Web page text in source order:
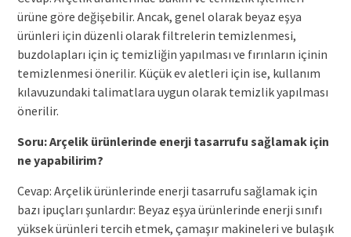
ürüne göre değişebilir. Ancak, genel olarak beyaz eşya
ürünleri için düzenli olarak filtrelerin temizlenmesi,
buzdolapları için iç temizliğin yapılması ve fırınların içinin
temizlenmesi önerilir. Küçük ev aletleri için ise, kullanım
kılavuzundaki talimatlara uygun olarak temizlik yapılması
önerilir.
Soru: Arçelik ürünlerinde enerji tasarrufu sağlamak için
ne yapabilirim?
Cevap: Arçelik ürünlerinde enerji tasarrufu sağlamak için
bazı ipuçları şunlardır: Beyaz eşya ürünlerinde enerji sınıfı
yüksek ürünleri tercih etmek, çamaşır makineleri ve bulaşık